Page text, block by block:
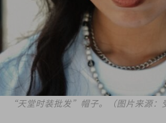
“天堂时装批发”帽子。（图片来源：